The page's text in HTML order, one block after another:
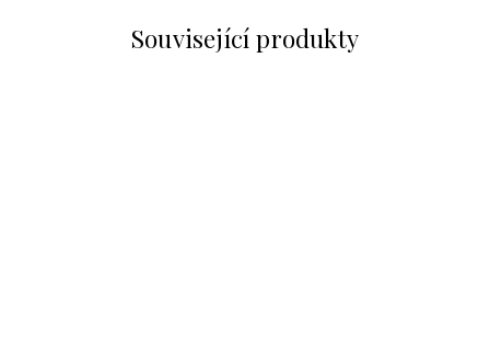
Související produkty